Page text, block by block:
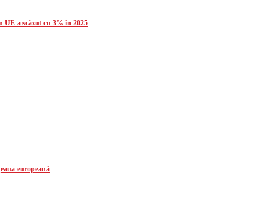
UE a scăzut cu 3% în 2025
europeană